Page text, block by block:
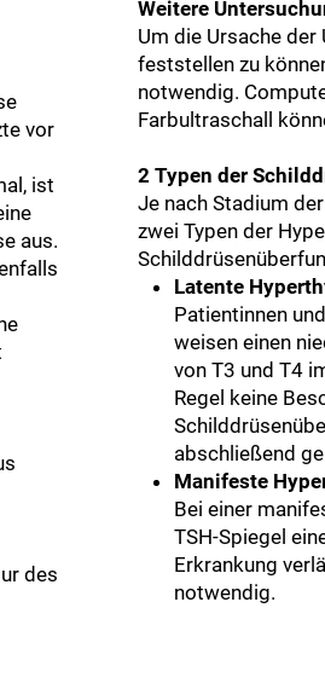
vor
ist
aus.
des
Weitere
Um die Ursache
feststellen zu
notwendig.
Farbultraschall
2 Typen der
Je nach Stadium
zwei Typen der
Latente
​​​​​​​Patientinnen
weisen einen
von T3 und T4
Regel keine
abschließend
Manifeste
Bei einer
TSH-Spiegel
Erkrankung
notwendig.